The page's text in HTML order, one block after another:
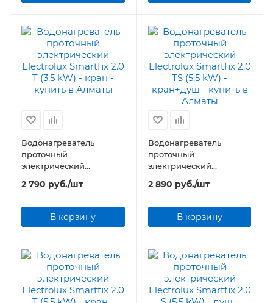
Водонагреватель
проточный
электрический
Electrolux Smartfix 2.0 T
(3,5 kW) - кран
2 790 руб./шт
В корзину
Водонагреватель
проточный
электрический
Electrolux Smartfix 2.0 TS
(5,5 kW) - кран+душ
2 890 руб./шт
В корзину